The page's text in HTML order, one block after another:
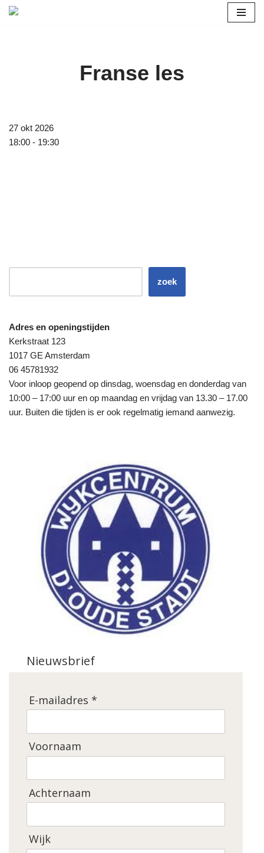
Franse les
27 okt 2026
18:00 - 19:30
zoek
Adres en openingstijden
Kerkstraat 123
1017 GE Amsterdam
06 45781932
Voor inloop geopend op dinsdag, woensdag en donderdag van
10:00 – 17:00 uur en op maandag en vrijdag van 13.30 – 17.00
uur. Buiten die tijden is er ook regelmatig iemand aanwezig.
Nieuwsbrief
E-mailadres *
Voornaam
Achternaam
Wijk